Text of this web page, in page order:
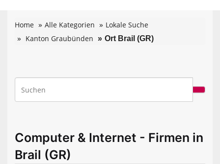
Home Alle Kategorien
Lokale Suche
Kanton Graubünden
Ort Brail (GR)
Computer & Internet - Firmen in
Brail (GR)